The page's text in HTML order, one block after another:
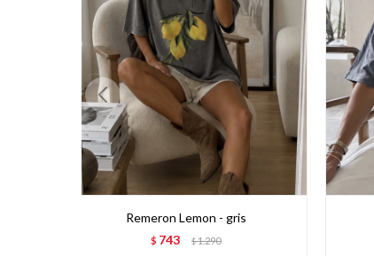
Remeron Lemon - gris
$ 743 $1.290